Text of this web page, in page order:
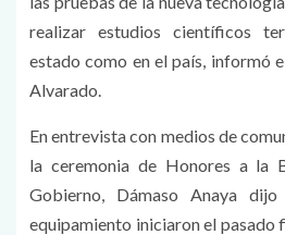
realizar estudios científicos
estado como en el país, informó
Alvarado.
En entrevista con medios de
la ceremonia de Honores a la
Gobierno, Dámaso Anaya
equipamiento iniciaron el pasado